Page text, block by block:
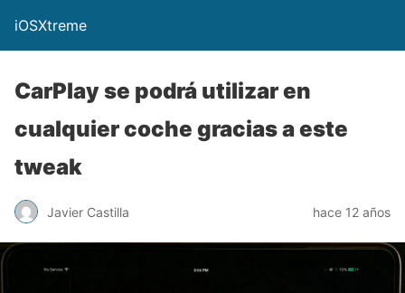
iOSXtreme
CarPlay se podrá utilizar en
cualquier coche gracias a este
tweak
Javier Castilla hace 12 años